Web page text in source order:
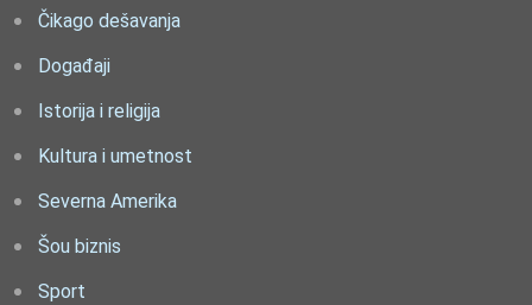
Čikago dešavanja
Događaji
Istorija i religija
Kultura i umetnost
Severna Amerika
Šou biznis
Sport